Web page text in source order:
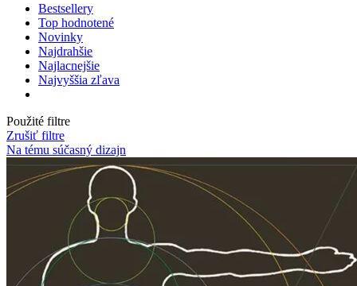
Bestsellery
Top hodnotené
Novinky
Najdrahšie
Najlacnejšie
Najvyššia zľava
Použité filtre
Zrušiť filtre
Na tému súčasný dizajn